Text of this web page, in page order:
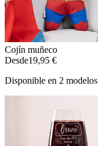
Cojín muñeco
Desde19,95 €
Disponible en 2 modelos